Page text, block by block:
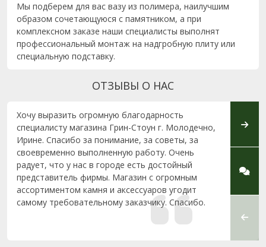
Мы подберем для вас вазу из полимера, наилучшим
образом сочетающуюся с памятником, а при
комплексном заказе наши специалисты выполнят
профессиональный монтаж на надгробную плиту или
специальную подставку.
ОТЗЫВЫ О НАС
Хочу выразить огромную благодарность
специалисту магазина Грин-Стоун г. Молодечно,
Ирине. Спасибо за понимание, за советы, за
своевременно выполненную работу. Очень
радует, что у нас в городе есть достойный
представитель фирмы. Магазин с огромным
ассортиментом камня и аксессуаров угодит
самому требовательному заказчику. Спасибо.